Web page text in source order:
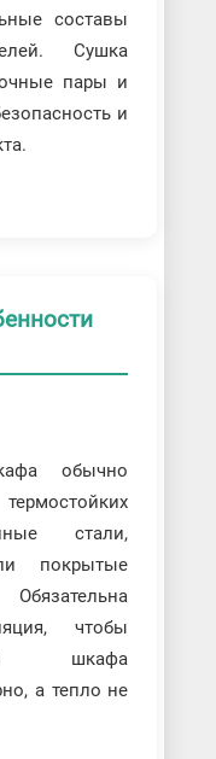
составы
Сушка
пары и
и
обычно
стали,
покрытые
чтобы
шкафа
а тепло не